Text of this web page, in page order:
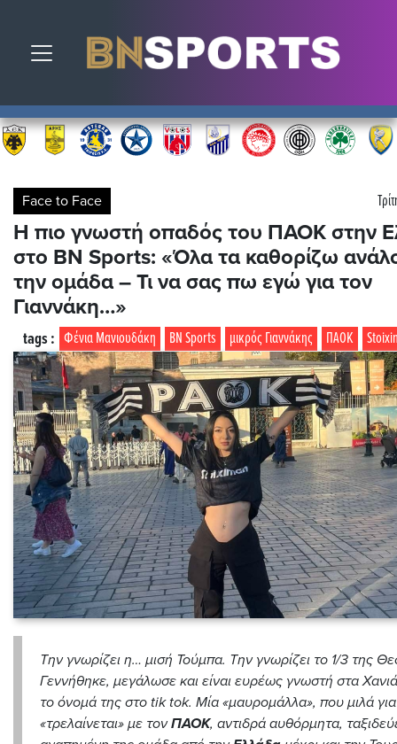
Toggle navigation
Face to Face
Η πιο γνωστή οπαδός του ΠΑΟΚ στην
στο BN Sports: «Όλα τα καθορίζω
την ομάδα – Τι να σας πω εγώ για τον
Γιαννάκη…»
ΠΑΟΚ
μικρός Γιαννάκης
BN Sports
Φένια Μανιουδάκη
tags :
Την γνωρίζει η… μισή Τούμπα. Την γνωρίζει το 1/3 της
Γεννήθηκε, μεγάλωσε και είναι ευρέως γνωστή στα
το όνομά της στο tik tok. Μία «μαυρομάλλα», που μιλά
«τρελαίνεται» με τονΠΑΟΚ, αντιδρά αυθόρμητα,